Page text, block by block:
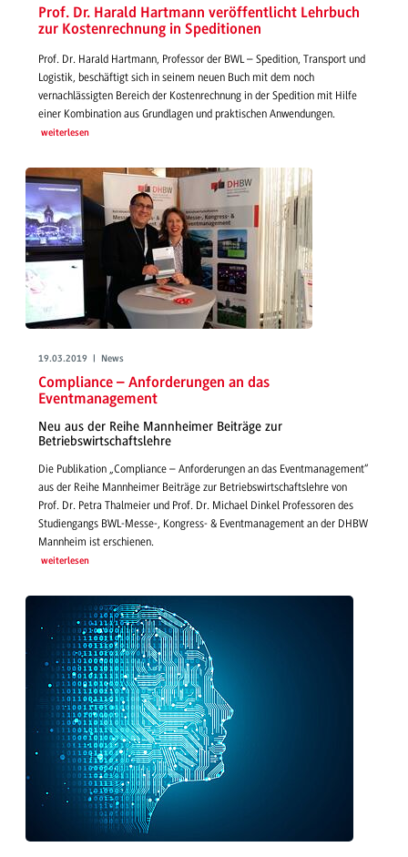
Prof. Dr. Harald Hartmann veröffentlicht Lehrbuch
zur Kostenrechnung in Speditionen
Prof. Dr. Harald Hartmann, Professor der BWL – Spedition, Transport und
Logistik, beschäftigt sich in seinem neuen Buch mit dem noch
vernachlässigten Bereich der Kostenrechnung in der Spedition mit Hilfe
einer Kombination aus Grundlagen und praktischen Anwendungen.
weiterlesen
19.03.2019 | News
Compliance – Anforderungen an das
Eventmanagement
Neu aus der Reihe Mannheimer Beiträge zur
Betriebswirtschaftslehre
Die Publikation „Compliance – Anforderungen an das Eventmanagement“
aus der Reihe Mannheimer Beiträge zur Betriebswirtschaftslehre von
Prof. Dr. Petra Thalmeier und Prof. Dr. Michael Dinkel Professoren des
Studiengangs BWL-Messe-, Kongress- & Eventmanagement an der DHBW
Mannheim ist erschienen.
weiterlesen